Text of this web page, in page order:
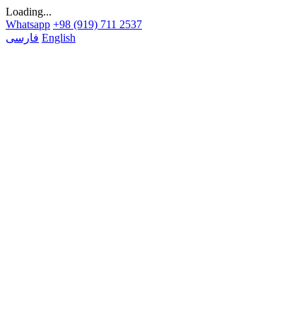
Loading...
Whatsapp +98 (919) 711 2537
فارسی English